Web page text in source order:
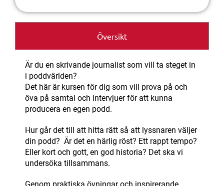
Översikt
Är du en skrivande journalist som vill ta steget in
i poddvärlden?
Det här är kursen för dig som vill prova på och
öva på samtal och intervjuer för att kunna
producera en egen podd.
Hur går det till att hitta rätt så att lyssnaren väljer
din podd? Är det en härlig röst? Ett rappt tempo?
Eller kort och gott, en god historia? Det ska vi
undersöka tillsammans.